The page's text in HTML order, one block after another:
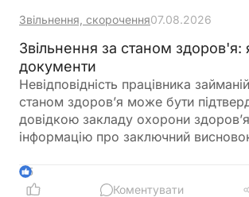
Звільнення, скорочення07.08.2026
Звільнення за станом здоров'я:
документи
Невідповідність працівника
станом здоров’я може бути
довідкою закладу охорони
інформацію про заключний
5
Коментувати